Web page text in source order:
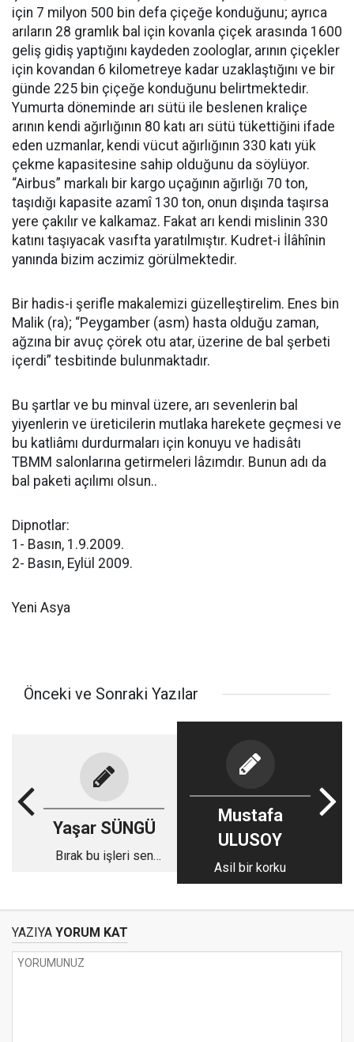
için 7 milyon 500 bin defa çiçeğe konduğunu; ayrıca
arıların 28 gramlık bal için kovanla çiçek arasında 1600
geliş gidiş yaptığını kaydeden zoologlar, arının çiçekler
için kovandan 6 kilometreye kadar uzaklaştığını ve bir
günde 225 bin çiçeğe konduğunu belirtmektedir.
Yumurta döneminde arı sütü ile beslenen kraliçe
arının kendi ağırlığının 80 katı arı sütü tükettiğini ifade
eden uzmanlar, kendi vücut ağırlığının 330 katı yük
çekme kapasitesine sahip olduğunu da söylüyor.
“Airbus” markalı bir kargo uçağının ağırlığı 70 ton,
taşıdığı kapasite azamî 130 ton, onun dışında taşırsa
yere çakılır ve kalkamaz. Fakat arı kendi mislinin 330
katını taşıyacak vasıfta yaratılmıştır. Kudret-i İlâhînin
yanında bizim aczimiz görülmektedir.
Bir hadis-i şerifle makalemizi güzelleştirelim. Enes bin
Malik (ra); “Peygamber (asm) hasta olduğu zaman,
ağzına bir avuç çörek otu atar, üzerine de bal şerbeti
içerdi” tesbitinde bulunmaktadır.
Bu şartlar ve bu minval üzere, arı sevenlerin bal
yiyenlerin ve üreticilerin mutlaka harekete geçmesi ve
bu katliâmı durdurmaları için konuyu ve hadisâtı
TBMM salonlarına getirmeleri lâzımdır. Bunun adı da
bal paketi açılımı olsun..
Dipnotlar:
1- Basın, 1.9.2009.
2- Basın, Eylül 2009.
Yeni Asya
Önceki ve Sonraki Yazılar
Yaşar SÜNGÜ
Bırak bu işleri sen
Mustafa
ULUSOY
Asil bir korku
YAZIYA YORUM KAT